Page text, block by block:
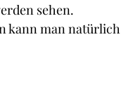
sehen.
kann man natürlich